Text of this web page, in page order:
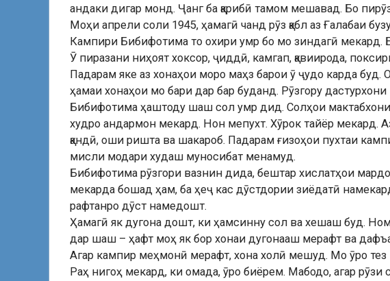
андаки дигар монд. Ҷанг ба қарибӣ тамом мешавад. Бо
Моҳи апрели соли 1945, ҳамагӣ чанд рӯз қабл аз Ғалабаи
Кампири Бибифотима то охири умр бо мо зиндагӣ мекард.
Ӯ пиразани ниҳоят хоксор, ҷиддӣ, камгап, қавиирода,
Падарам яке аз хонаҳои моро маҳз барои ӯ ҷудо карда
ҳамаи хонаҳои мо бари дар бар буданд. Рӯзгору дастурхони
Бибифотима ҳаштоду шаш сол умр дид. Солҳои
худро андармон мекард. Нон мепухт. Хӯрок тайёр мекард.
қандӣ, оши ришта ва шакароб. Падарам ғизоҳои пухтаи
мисли модари худаш муносибат менамуд.
Бибифотима рӯзгори вазнин дида, бештар хислатҳои
мекарда бошад ҳам, ба ҳеҷ кас дӯстдории зиёдатӣ
рафтанро дӯст намедошт.
Ҳамагӣ як дугона дошт, ки ҳамсинну сол ва хешаш буд.
дар шаш – ҳафт моҳ як бор хонаи дугонааш мерафт ва
Агар кампир меҳмонӣ мерафт, хона холӣ мешуд. Мо ӯро
Раҳ нигоҳ мекард, ки омада, ӯро биёрем. Мабодо, агар